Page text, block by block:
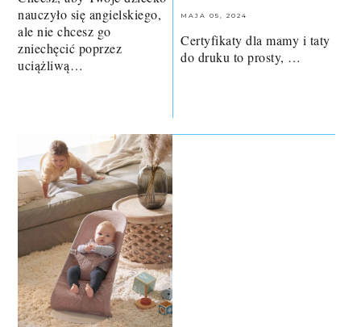
nauczyło się angielskiego,
ale nie chcesz go
zniechęcić poprzez
uciążliwą…
MAJA 05, 2024
Certyfikaty dla mamy i taty
do druku to prosty, …